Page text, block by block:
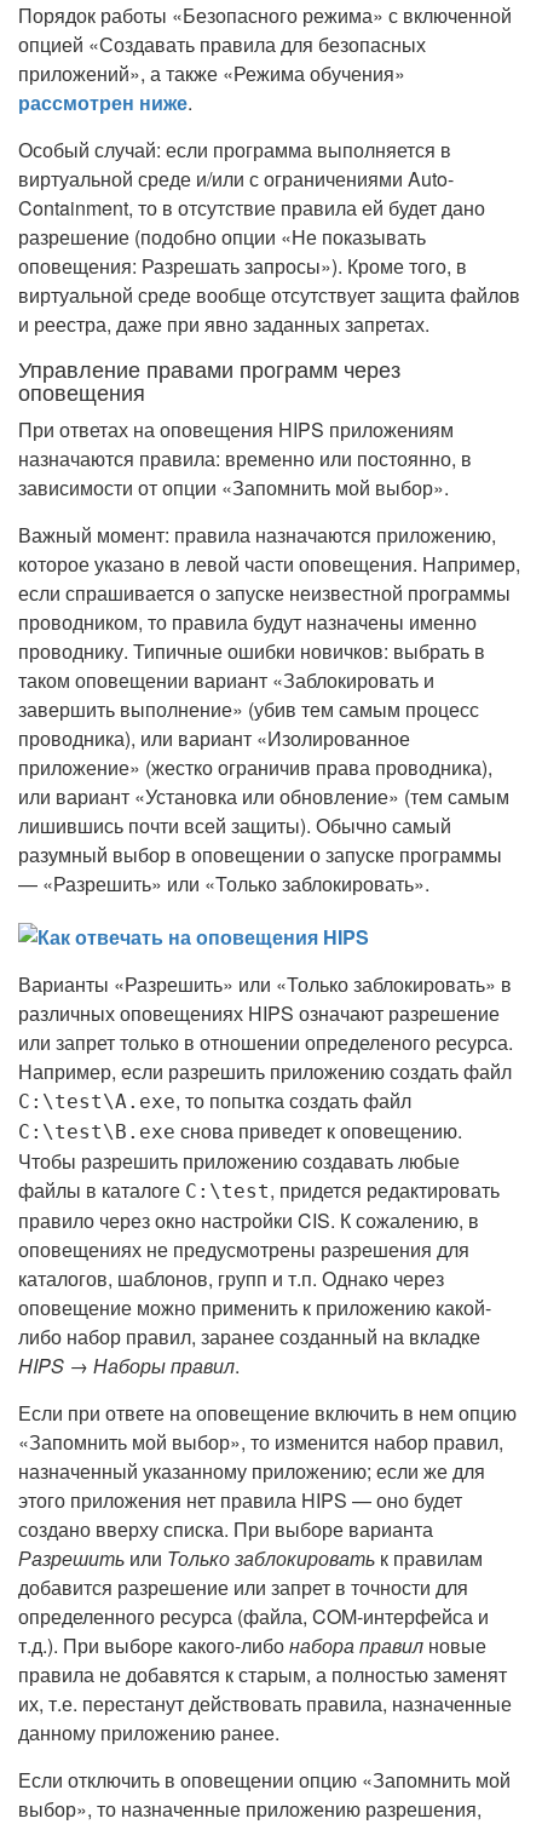
Порядок работы «Безопасного режима» с включенной
опцией «Создавать правила для безопасных
приложений», а также «Режима обучения»
рассмотрен ниже.
Особый случай: если программа выполняется в
виртуальной среде и/или с ограничениями Auto-
Containment, то в отсутствие правила ей будет дано
разрешение (подобно опции «Не показывать
оповещения: Разрешать запросы»). Кроме того, в
виртуальной среде вообще отсутствует защита файлов
и реестра, даже при явно заданных запретах.
Управление правами программ через
оповещения
При ответах на оповещения HIPS приложениям
назначаются правила: временно или постоянно, в
зависимости от опции «Запомнить мой выбор».
Важный момент: правила назначаются приложению,
которое указано в левой части оповещения. Например,
если спрашивается о запуске неизвестной программы
проводником, то правила будут назначены именно
проводнику. Типичные ошибки новичков: выбрать в
таком оповещении вариант «Заблокировать и
завершить выполнение» (убив тем самым процесс
проводника), или вариант «Изолированное
приложение» (жестко ограничив права проводника),
или вариант «Установка или обновление» (тем самым
лишившись почти всей защиты). Обычно самый
разумный выбор в оповещении о запуске программы
— «Разрешить» или «Только заблокировать».
Варианты «Разрешить» или «Только заблокировать» в
различных оповещениях HIPS означают разрешение
или запрет только в отношении определеного ресурса.
Например, если разрешить приложению создать файл
C:\test\A.exe, то попытка создать файл
C:\test\B.exe снова приведет к оповещению.
Чтобы разрешить приложению создавать любые
файлы в каталоге C:\test, придется редактировать
правило через окно настройки CIS. К сожалению, в
оповещениях не предусмотрены разрешения для
каталогов, шаблонов, групп и т.п. Однако через
оповещение можно применить к приложению какой-
либо набор правил, заранее созданный на вкладке
HIPS → Наборы правил.
Если при ответе на оповещение включить в нем опцию
«Запомнить мой выбор», то изменится набор правил,
назначенный указанному приложению; если же для
этого приложения нет правила HIPS — оно будет
создано вверху списка. При выборе варианта
Разрешить или Только заблокировать к правилам
добавится разрешение или запрет в точности для
определенного ресурса (файла, COM-интерфейса и
т.д.). При выборе какого-либонабора правил новые
правила не добавятся к старым, а полностью заменят
их, т.е. перестанут действовать правила, назначенные
данному приложению ранее.
Если отключить в оповещении опцию «Запомнить мой
выбор», то назначенные приложению разрешения,